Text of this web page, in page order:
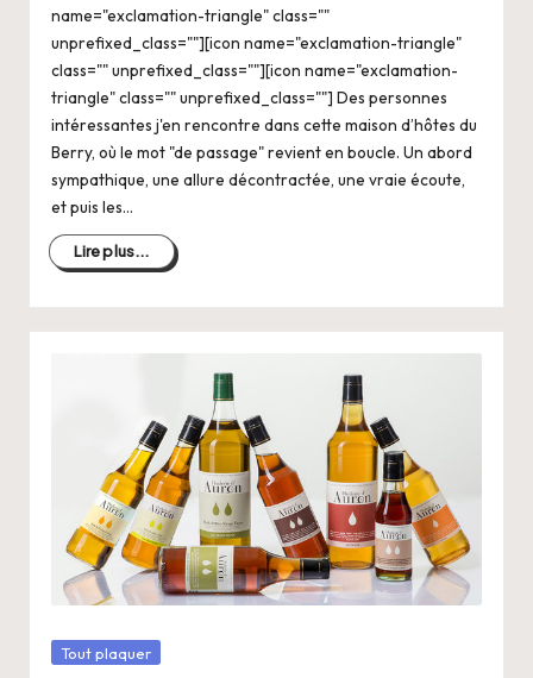
name="exclamation-triangle" class=""
unprefixed_class=""][icon name="exclamation-triangle"
class="" unprefixed_class=""][icon name="exclamation-
triangle" class="" unprefixed_class=""] Des personnes
intéressantes j'en rencontre dans cette maison d’hôtes du
Berry, où le mot "de passage" revient en boucle. Un abord
sympathique, une allure décontractée, une vraie écoute,
et puis les…
Lire plus...
Posté
Tout plaquer